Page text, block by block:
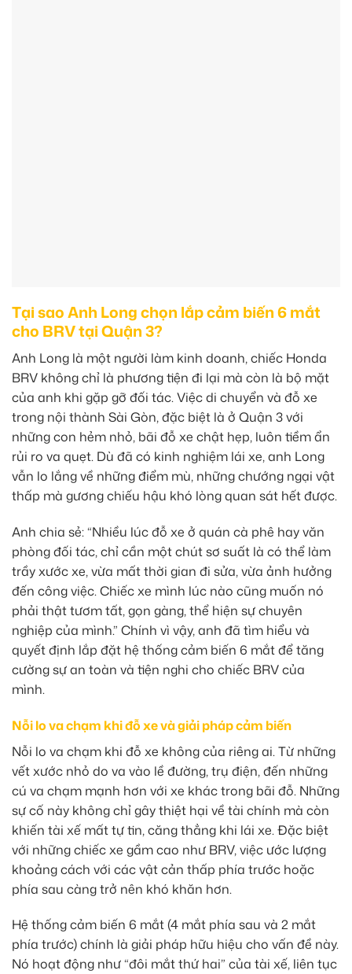
Tại sao Anh Long chọn lắp cảm biến 6 mắt
cho BRV tại Quận 3?
Anh Long là một người làm kinh doanh, chiếc Honda
BRV không chỉ là phương tiện đi lại mà còn là bộ mặt
của anh khi gặp gỡ đối tác. Việc di chuyển và đỗ xe
trong nội thành Sài Gòn, đặc biệt là ở Quận 3 với
những con hẻm nhỏ, bãi đỗ xe chật hẹp, luôn tiềm ẩn
rủi ro va quẹt. Dù đã có kinh nghiệm lái xe, anh Long
vẫn lo lắng về những điểm mù, những chướng ngại vật
thấp mà gương chiếu hậu khó lòng quan sát hết được.
Anh chia sẻ: “Nhiều lúc đỗ xe ở quán cà phê hay văn
phòng đối tác, chỉ cần một chút sơ suất là có thể làm
trầy xước xe, vừa mất thời gian đi sửa, vừa ảnh hưởng
đến công việc. Chiếc xe mình lúc nào cũng muốn nó
phải thật tươm tất, gọn gàng, thể hiện sự chuyên
nghiệp của mình.” Chính vì vậy, anh đã tìm hiểu và
quyết định lắp đặt hệ thống cảm biến 6 mắt để tăng
cường sự an toàn và tiện nghi cho chiếc BRV của
mình.
Nỗi lo va chạm khi đỗ xe và giải pháp cảm biến
Nỗi lo va chạm khi đỗ xe không của riêng ai. Từ những
vết xước nhỏ do va vào lề đường, trụ điện, đến những
cú va chạm mạnh hơn với xe khác trong bãi đỗ. Những
sự cố này không chỉ gây thiệt hại về tài chính mà còn
khiến tài xế mất tự tin, căng thẳng khi lái xe. Đặc biệt
với những chiếc xe gầm cao như BRV, việc ước lượng
khoảng cách với các vật cản thấp phía trước hoặc
phía sau càng trở nên khó khăn hơn.
Hệ thống cảm biến 6 mắt (4 mắt phía sau và 2 mắt
phía trước) chính là giải pháp hữu hiệu cho vấn đề này.
Nó hoạt động như “đôi mắt thứ hai” của tài xế, liên tục